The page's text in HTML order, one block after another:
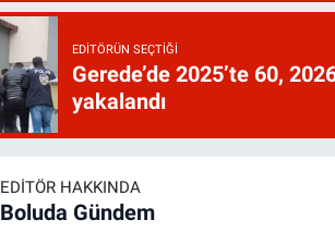
EDITÖRÜN SEÇTIĞI
Gerede’de 2025’te 60,
yakalandı
EDITÖR HAKKINDA
Boluda Gündem